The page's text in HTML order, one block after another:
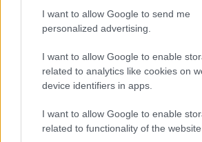
I want to allow Google to send me
personalized advertising.
I want to allow Google to enable
related to analytics like cookies on
device identifiers in apps.
I want to allow Google to enable
related to functionality of the website
Elromlott a biztosítóberendezés a
alapos késések alakultak ki a
Ön szerint hogy készül a hamisítatlan
Országos ellenőrzés indult a hazai
üzemekben
Az idei év leglassabb növekedését hozta